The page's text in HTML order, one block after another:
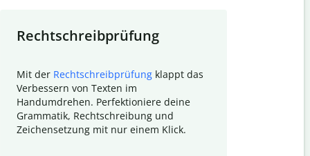
Rechtschreibprüfung
Mit der Rechtschreibprüfung klappt das
Verbessern von Texten im
Handumdrehen. Perfektioniere deine
Grammatik, Rechtschreibung und
Zeichensetzung mit nur einem Klick.